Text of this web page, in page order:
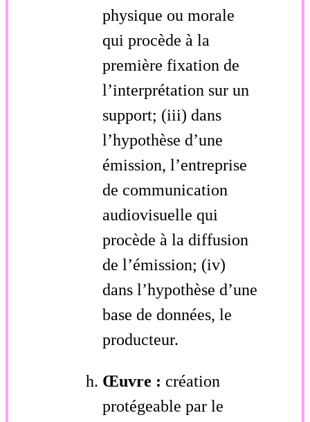
physique ou morale
qui procède à la
première fixation de
l’interprétation sur un
support; (iii) dans
l’hypothèse d’une
émission, l’entreprise
de communication
audiovisuelle qui
procède à la diffusion
de l’émission; (iv)
dans l’hypothèse d’une
base de données, le
producteur.
Œuvre : création
protégeable par le